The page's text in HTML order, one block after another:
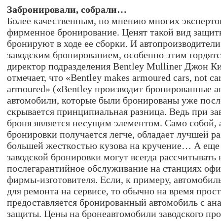
Забронировали, собрали…
Более качественным, по мнению многих
фирменное бронирование. Ценят такой вид
бронируют в ходе ее сборки. И
заводским бронированием, особенно этим
директор подразделения Bentley Mulliner Джон
отмечает, что «Bentley makes armoured cars, not
armoured» («Bentley производит бронированные
автомобили, которые были бронированы уже
скрывается принципиальная разница. Ведь при
броня является несущим элементом. Само собой,
бронировки получается легче, обладает лучшей
большей жесткостью кузова на кручение… А еще
заводской бронировки могут всегда
послегарантийное обслуживание на станциях
фирмы-изготовителя. Если, к примеру,
для ремонта на сервисе, то обычно на время
предоставляется бронированный автомобиль с
защиты. Цены на бронеавтомобили заводского